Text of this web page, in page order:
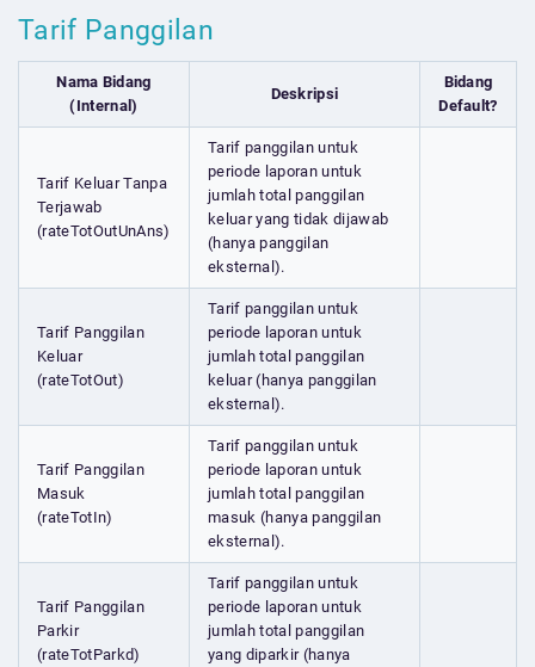
Tarif Panggilan
Nama Bidang
(Internal)
Deskripsi
Bidang
Default?
Tarif Keluar Tanpa
Terjawab
(rateTotOutUnAns)
Tarif panggilan untuk
periode laporan untuk
jumlah total panggilan
keluar yang tidak dijawab
(hanya panggilan
eksternal).
Tarif Panggilan
Keluar
(rateTotOut)
Tarif panggilan untuk
periode laporan untuk
jumlah total panggilan
keluar (hanya panggilan
eksternal).
Tarif Panggilan
Masuk
(rateTotIn)
Tarif panggilan untuk
periode laporan untuk
jumlah total panggilan
masuk (hanya panggilan
eksternal).
Tarif Panggilan
Parkir
(rateTotParkd)
Tarif panggilan untuk
periode laporan untuk
jumlah total panggilan
yang diparkir (hanya